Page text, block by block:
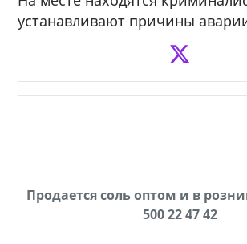
устанавливают причины
Продается соль оптом и в
500 22 47 42
В городе Ниноцминда около
cдается в аренду дом, 571 30 57